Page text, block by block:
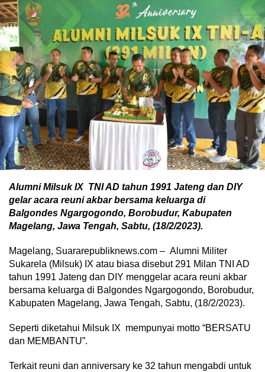
Alumni Milsuk IX TNI AD tahun 1991 Jateng dan DIY
gelar acara reuni akbar bersama keluarga di
Balgondes Ngargogondo, Borobudur, Kabupaten
Magelang, Jawa Tengah, Sabtu, (18/2/2023).
Magelang, Suararepubliknews.com – Alumni Militer
Sukarela (Milsuk) IX atau biasa disebut 291 Milan TNI AD
tahun 1991 Jateng dan DIY menggelar acara reuni akbar
bersama keluarga di Balgondes Ngargogondo, Borobudur,
Kabupaten Magelang, Jawa Tengah, Sabtu, (18/2/2023).
Seperti diketahui Milsuk IX mempunyai motto “BERSATU
dan MEMBANTU”.
Terkait reuni dan anniversary ke 32 tahun mengabdi untuk